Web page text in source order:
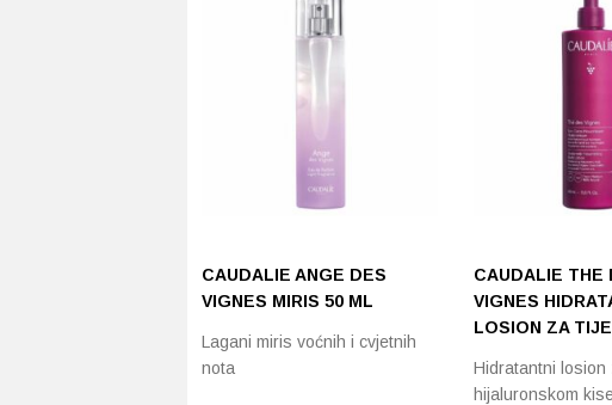
CAUDALIE ANGE DES
VIGNES MIRIS 50 ML
Lagani miris voćnih i cvjetnih
nota
CAUDALIE THE
VIGNES
LOSION ZA
Hidratantni losion
hijaluronskom